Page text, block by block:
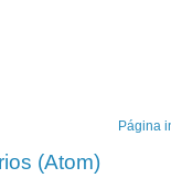
Página
(Atom)